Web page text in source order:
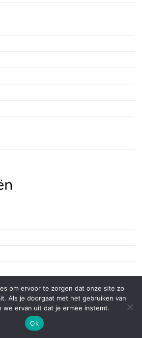
WordPress
om ervoor te zorgen dat onze site zo
Als je doorgaat met het gebruiken van
we ervan uit dat je ermee instemt.
Ok